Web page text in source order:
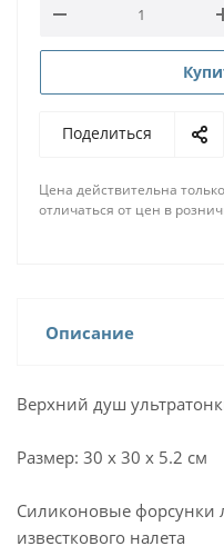
Поделиться
Цена действительна
отличаться от цен в
Описание
Верхний душ
Размер: 30 x 30 x 5.2 см
Силиконовые форсунки
известкового налета